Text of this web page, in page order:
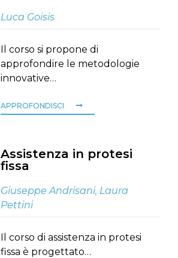
Luca Goisis
Il corso si propone di
approfondire le metodologie
innovative…
APPROFONDISCI
Assistenza in protesi
fissa
Giuseppe Andrisani, Laura
Pettini
Il corso di assistenza in protesi
fissa è progettato…